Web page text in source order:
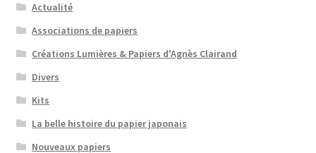
Actualité
Associations de papiers
Créations Lumières & Papiers d'Agnès Clairand
Divers
Kits
La belle histoire du papier japonais
Nouveaux papiers